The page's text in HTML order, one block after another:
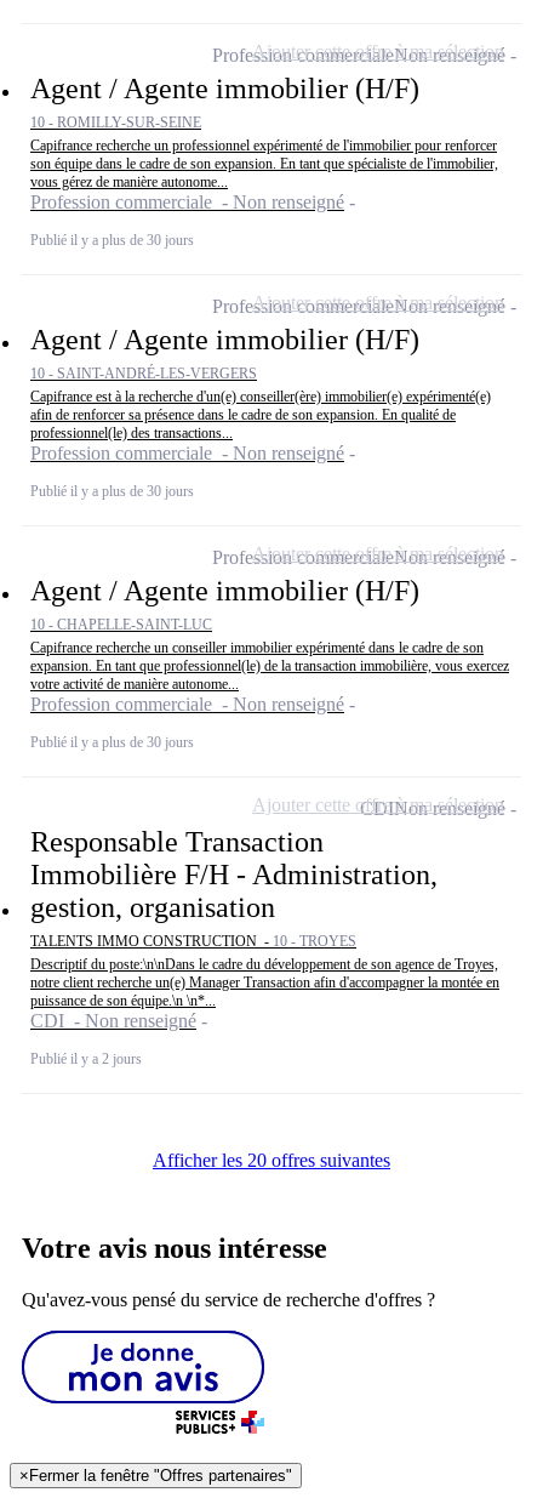
Agent / Agente immobilier (H/F)
10 - ROMILLY-SUR-SEINE
Capifrance recherche un professionnel expérimenté de l'immobilier pour renforcer
son équipe dans le cadre de son expansion. En tant que spécialiste de l'immobilier,
vous gérez de manière autonome...
Profession commerciale - Non renseigné
Publié il y a plus de 30 jours
Profession commercialeNon renseigné
Ajouter cette offre à ma sélection
Agent / Agente immobilier (H/F)
10 - SAINT-ANDRÉ-LES-VERGERS
Capifrance est à la recherche d'un(e) conseiller(ère) immobilier(e) expérimenté(e)
afin de renforcer sa présence dans le cadre de son expansion. En qualité de
professionnel(le) des transactions...
Profession commerciale - Non renseigné
Publié il y a plus de 30 jours
Profession commercialeNon renseigné
Ajouter cette offre à ma sélection
Agent / Agente immobilier (H/F)
10 - CHAPELLE-SAINT-LUC
Capifrance recherche un conseiller immobilier expérimenté dans le cadre de son
expansion. En tant que professionnel(le) de la transaction immobilière, vous exercez
votre activité de manière autonome...
Profession commerciale - Non renseigné
Publié il y a plus de 30 jours
Profession commercialeNon renseigné
Ajouter cette offre à ma sélection
Responsable Transaction
Immobilière F/H - Administration,
gestion, organisation
TALENTS IMMO CONSTRUCTION - 10 - TROYES
Descriptif du poste:\n\nDans le cadre du développement de son agence de Troyes,
notre client recherche un(e) Manager Transaction afin d'accompagner la montée en
puissance de son équipe.\n \n*...
CDI - Non renseigné
Publié il y a 2 jours
CDINon renseigné
Ajouter cette offre à ma sélection
Afficher les 20 offres suivantes
Votre avis nous intéresse
Qu'avez-vous pensé du service de recherche d'offres ?
×Fermer la fenêtre "Offres partenaires"